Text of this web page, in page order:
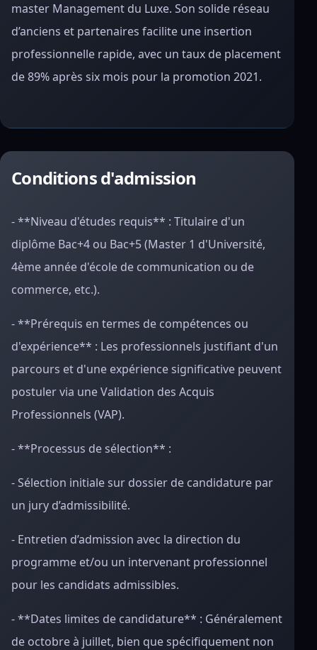
master Management du Luxe. Son solide réseau
d’anciens et partenaires facilite une insertion
professionnelle rapide, avec un taux de placement
de 89% après six mois pour la promotion 2021.
Conditions d'admission
- **Niveau d'études requis** : Titulaire d'un
diplôme Bac+4 ou Bac+5 (Master 1 d'Université,
4ème année d'école de communication ou de
commerce, etc.).
- **Prérequis en termes de compétences ou
d'expérience** : Les professionnels justifiant d'un
parcours et d'une expérience significative peuvent
postuler via une Validation des Acquis
Professionnels (VAP).
- **Processus de sélection** :
- Sélection initiale sur dossier de candidature par
un jury d’admissibilité.
- Entretien d’admission avec la direction du
programme et/ou un intervenant professionnel
pour les candidats admissibles.
- **Dates limites de candidature** : Généralement
de octobre à juillet, bien que spécifiquement non